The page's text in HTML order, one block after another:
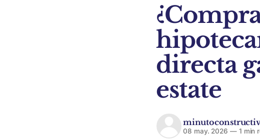
directa
estate
08 may. 2026 —1 min